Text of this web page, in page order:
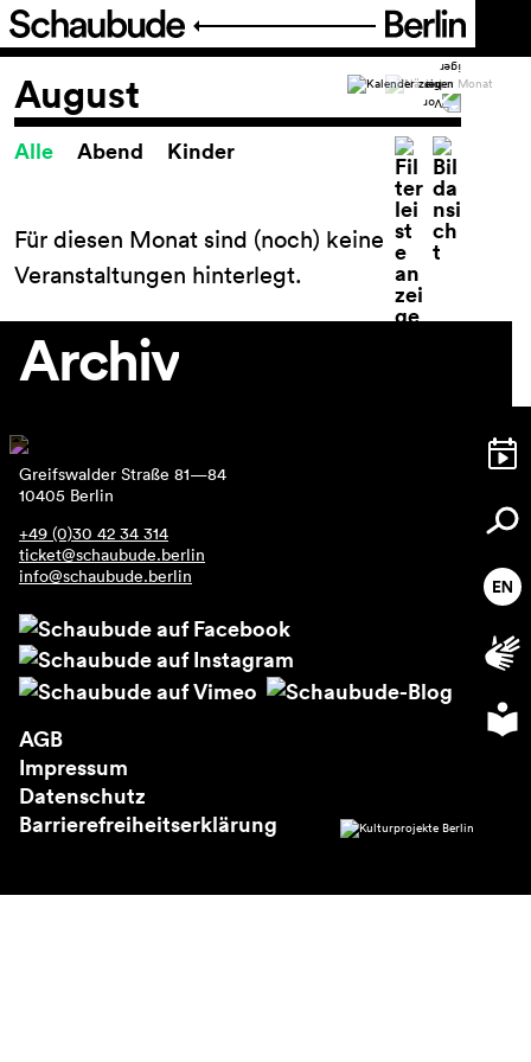
Programm
Spielplan
FIGURE IT OUT
Festival Theater der Dinge
Reihen und Projekte
Archiv
Ticket
Barrierefreiheit
Über uns
August
Alle Abend Kinder
Spielplan
Für diesen Monat sind (noch) keine
Veranstaltungen hinterlegt.
Archiv
Greifswalder Straße 81—84
10405 Berlin
+49 (0)30 42 34 314
ticket@schaubude.berlin
info@schaubude.berlin
AGB
Impressum
Datenschutz
Barrierefreiheitserklärung